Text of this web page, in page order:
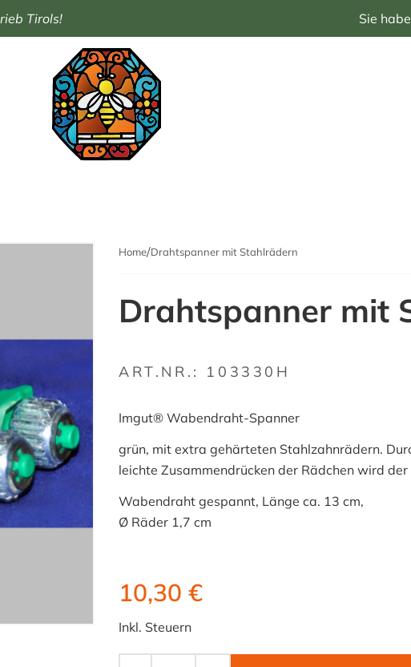
Tirols! Sie
Home Drahtspanner mit Stahlrädern
Drahtspanner mit
ART.NR.: 103330H
Imgut® Wabendraht-Spanner
grün, mit extra gehärteten Stahlzahnrädern.
leichte Zusammendrücken der Rädchen wird der
Wabendraht gespannt, Länge ca. 13 cm,
Ø Räder 1,7 cm
10,30 €
Inkl. Steuern